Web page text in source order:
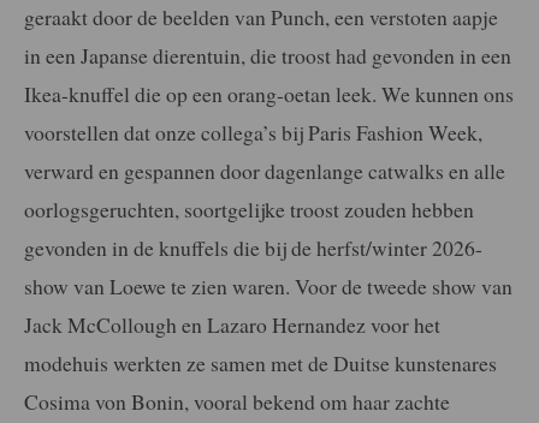
geraakt door de beelden van Punch, een verstoten aapje
in een Japanse dierentuin, die troost had gevonden in een
Ikea-knuffel die op een orang-oetan leek. We kunnen ons
voorstellen dat onze collega’s bij Paris Fashion Week,
verward en gespannen door dagenlange catwalks en alle
oorlogsgeruchten, soortgelijke troost zouden hebben
gevonden in de knuffels die bij de herfst/winter 2026-
show van Loewe te zien waren. Voor de tweede show van
Jack McCollough en Lazaro Hernandez voor het
modehuis werkten ze samen met de Duitse kunstenares
Cosima von Bonin, vooral bekend om haar zachte